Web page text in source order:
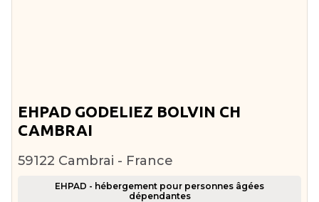
EHPAD GODELIEZ BOLVIN CH
CAMBRAI
59122 Cambrai - France
EHPAD - hébergement pour personnes âgées
dépendantes